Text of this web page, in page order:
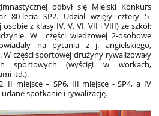
odbył się Miejski Konkurs
80-lecia SP2. Udział wzięły cztery 5-
z klasy IV, V, VI, VII i VIII) ze szkół:
W części wiedzowej 2-osobowe
na pytania z j. angielskiego,
części sportowej drużyny rywalizowały
sportowych (wyścigi w workach,
itd.).
II miejsce – SP6, III miejsce - SP4, a IV
udane spotkanie i rywalizację.